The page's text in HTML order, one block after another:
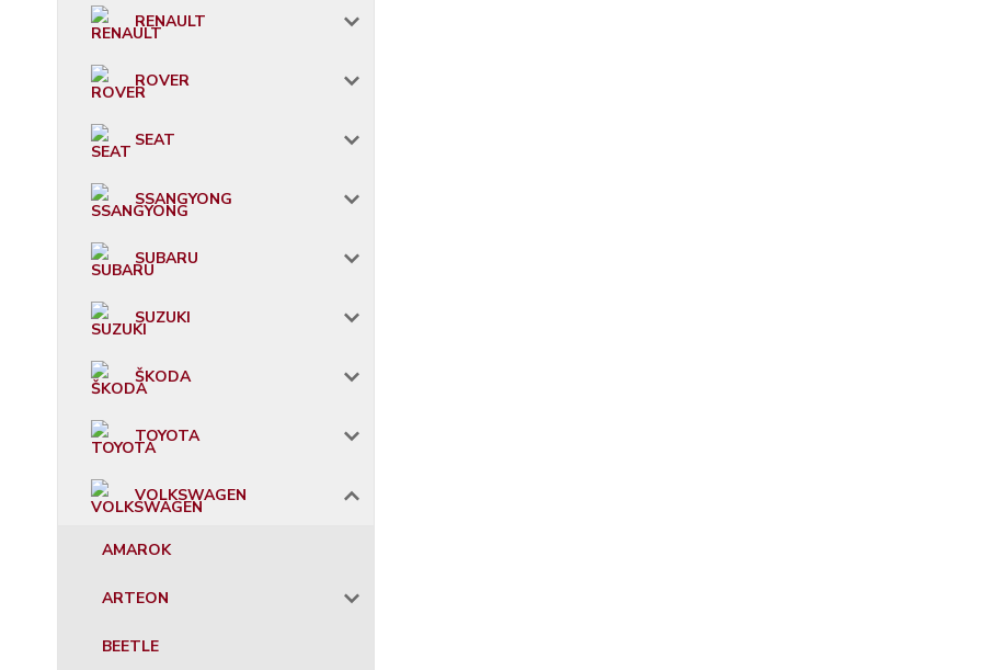
RENAULT
ROVER
SEAT
SSANGYONG
SUBARU
SUZUKI
ŠKODA
TOYOTA
VOLKSWAGEN
AMAROK
ARTEON
BEETLE